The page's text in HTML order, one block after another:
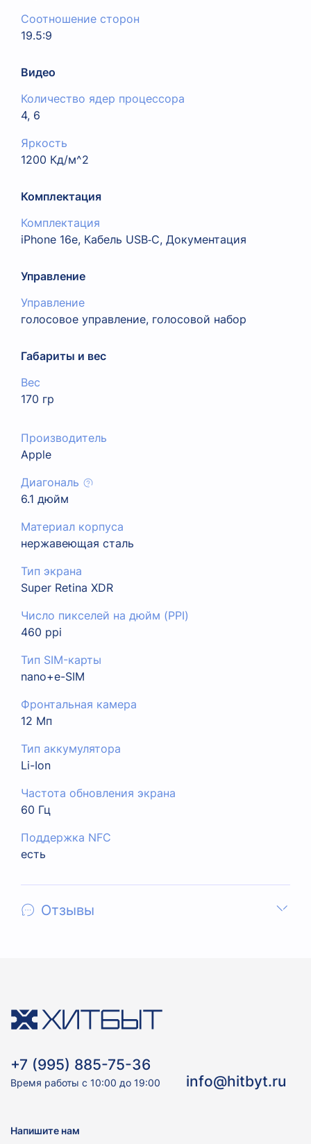
Соотношение сторон
19.5:9
Видео
Количество ядер процессора
4, 6
Яркость
1200 Кд/м^2
Комплектация
Комплектация
iPhone 16e, Кабель USB‑C, Документация
Управление
Управление
голосовое управление, голосовой набор
Габариты и вес
Вес
170 гр
Производитель
Apple
Диагональ
6.1 дюйм
Материал корпуса
нержавеющая сталь
Тип экрана
Super Retina XDR
Число пикселей на дюйм (PPI)
460 ppi
Тип SIM-карты
nano+e-SIM
Фронтальная камера
12 Мп
Тип аккумулятора
Li-Ion
Частота обновления экрана
60 Гц
Поддержка NFC
есть
Отзывы
+7 (995) 885-75-36
Время работы с 10:00 до 19:00 info@hitbyt.ru
Напишите нам